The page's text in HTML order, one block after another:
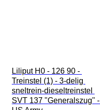
Liliput H0 - 126 90 -
Treinstel (1) - 3-delig
sneltrein-dieseltreinstel
SVT 137 "Generalszug" -